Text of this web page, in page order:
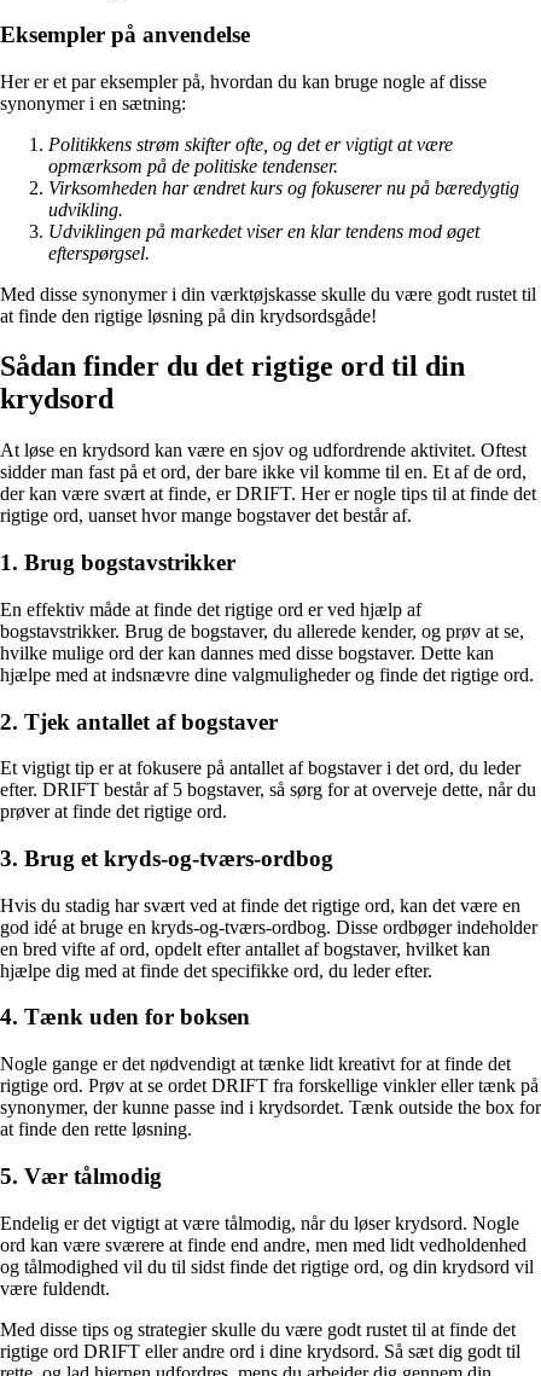
Eksempler på anvendelse
Her er et par eksempler på, hvordan du kan bruge nogle af disse
synonymer i en sætning:
Politikkens strøm skifter ofte, og det er vigtigt at være
opmærksom på de politiske tendenser.
Virksomheden har ændret kurs og fokuserer nu på bæredygtig
udvikling.
Udviklingen på markedet viser en klar tendens mod øget
efterspørgsel.
Med disse synonymer i din værktøjskasse skulle du være godt rustet til
at finde den rigtige løsning på din krydsordsgåde!
Sådan finder du det rigtige ord til din
krydsord
At løse en krydsord kan være en sjov og udfordrende aktivitet. Oftest
sidder man fast på et ord, der bare ikke vil komme til en. Et af de ord,
der kan være svært at finde, er DRIFT. Her er nogle tips til at finde det
rigtige ord, uanset hvor mange bogstaver det består af.
1. Brug bogstavstrikker
En effektiv måde at finde det rigtige ord er ved hjælp af
bogstavstrikker. Brug de bogstaver, du allerede kender, og prøv at se,
hvilke mulige ord der kan dannes med disse bogstaver. Dette kan
hjælpe med at indsnævre dine valgmuligheder og finde det rigtige ord.
2. Tjek antallet af bogstaver
Et vigtigt tip er at fokusere på antallet af bogstaver i det ord, du leder
efter. DRIFT består af 5 bogstaver, så sørg for at overveje dette, når du
prøver at finde det rigtige ord.
3. Brug et kryds-og-tværs-ordbog
Hvis du stadig har svært ved at finde det rigtige ord, kan det være en
god idé at bruge en kryds-og-tværs-ordbog. Disse ordbøger indeholder
en bred vifte af ord, opdelt efter antallet af bogstaver, hvilket kan
hjælpe dig med at finde det specifikke ord, du leder efter.
4. Tænk uden for boksen
Nogle gange er det nødvendigt at tænke lidt kreativt for at finde det
rigtige ord. Prøv at se ordet DRIFT fra forskellige vinkler eller tænk på
synonymer, der kunne passe ind i krydsordet. Tænk outside the box for
at finde den rette løsning.
5. Vær tålmodig
Endelig er det vigtigt at være tålmodig, når du løser krydsord. Nogle
ord kan være sværere at finde end andre, men med lidt vedholdenhed
og tålmodighed vil du til sidst finde det rigtige ord, og din krydsord vil
være fuldendt.
Med disse tips og strategier skulle du være godt rustet til at finde det
rigtige ord DRIFT eller andre ord i dine krydsord. Så sæt dig godt til